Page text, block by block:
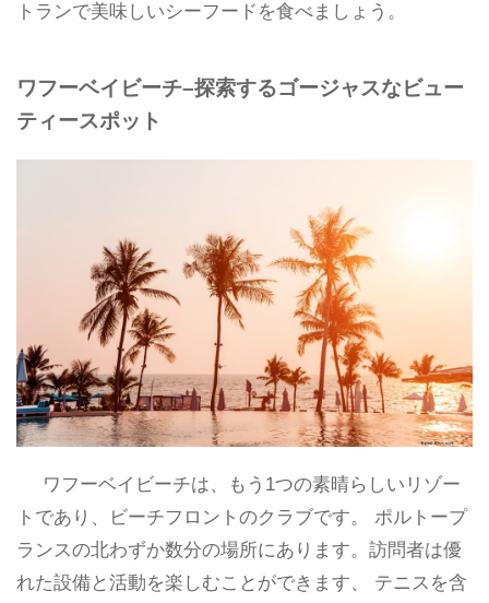
トランで美味しいシーフードを食べましょう。
ワフーベイビーチ–探索するゴージャスなビュー
ティースポット
ワフーベイビーチは、もう1つの素晴らしいリゾー
トであり、ビーチフロントのクラブです。 ポルトープ
ランスの北わずか数分の場所にあります。訪問者は優
れた設備と活動を楽しむことができます、 テニスを含